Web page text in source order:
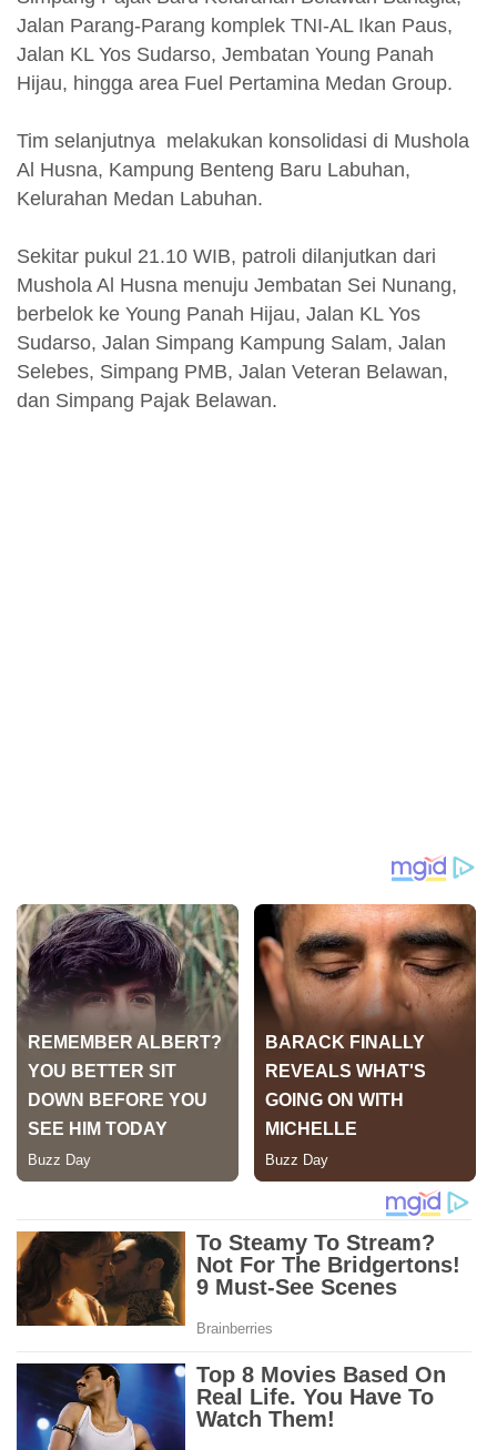
Jalan Parang-Parang komplek TNI-AL Ikan Paus,
Jalan KL Yos Sudarso, Jembatan Young Panah
Hijau, hingga area Fuel Pertamina Medan Group.
Tim selanjutnya melakukan konsolidasi di Mushola
Al Husna, Kampung Benteng Baru Labuhan,
Kelurahan Medan Labuhan.
Sekitar pukul 21.10 WIB, patroli dilanjutkan dari
Mushola Al Husna menuju Jembatan Sei Nunang,
berbelok ke Young Panah Hijau, Jalan KL Yos
Sudarso, Jalan Simpang Kampung Salam, Jalan
Selebes, Simpang PMB, Jalan Veteran Belawan,
dan Simpang Pajak Belawan.